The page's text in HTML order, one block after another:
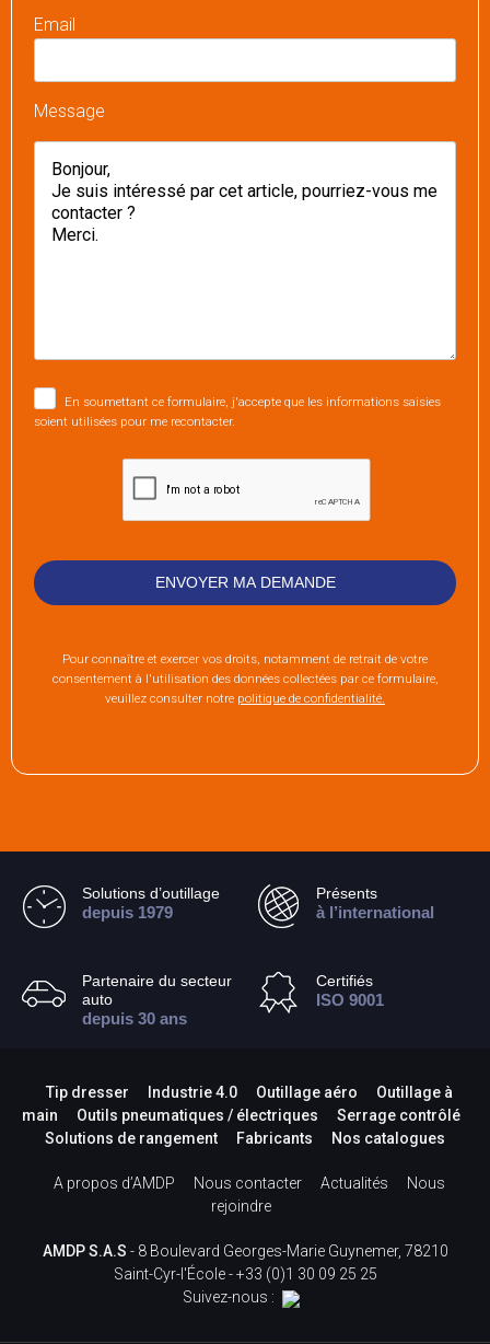
Email
Message
En soumettant ce formulaire, j'accepte que les informations saisies
soient utilisées pour me recontacter.
Pour connaître et exercer vos droits, notamment de retrait de votre
consentement à l'utilisation des données collectées par ce formulaire,
veuillez consulter notre politique de confidentialité.
Solutions d’outillage
depuis 1979
Présents
à l’international
Partenaire du secteur
auto
depuis 30 ans
Certifiés
ISO 9001
Tip dresser Industrie 4.0 Outillage aéro
Outillage à
main
Outils pneumatiques / électriques
Serrage contrôlé
Solutions de rangement
Fabricants Nos catalogues
A propos d’AMDP Nous contacter Actualités
Nous
rejoindre
AMDP S.A.S - 8 Boulevard Georges-Marie Guynemer, 78210
Saint-Cyr-l'École -+33 (0)1 30 09 25 25
Suivez-nous :